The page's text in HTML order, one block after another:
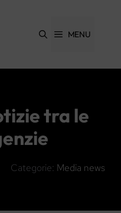
MENU
tra le
Categorie: Media news